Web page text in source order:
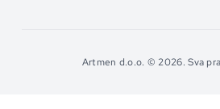
Artmen d.o.o. © 2026. Sva